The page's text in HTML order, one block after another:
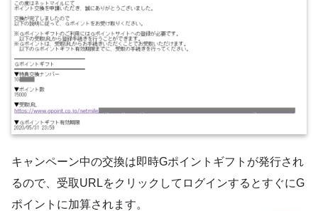
キャンペーン中の交換は即時Gポイントギフトが発行され
るので、受取URLをクリックしてログインするとすぐにG
ポイントに加算されます。